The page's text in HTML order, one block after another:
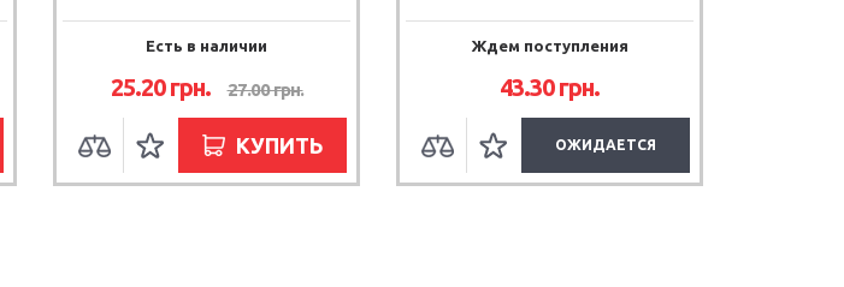
Есть в наличии
25.20грн. 27.00грн.
КУПИТЬ
Ждем поступления
43.30грн.
ОЖИДАЕТСЯ